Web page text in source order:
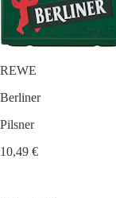
REWE
Berliner
Pilsner
10,49 €